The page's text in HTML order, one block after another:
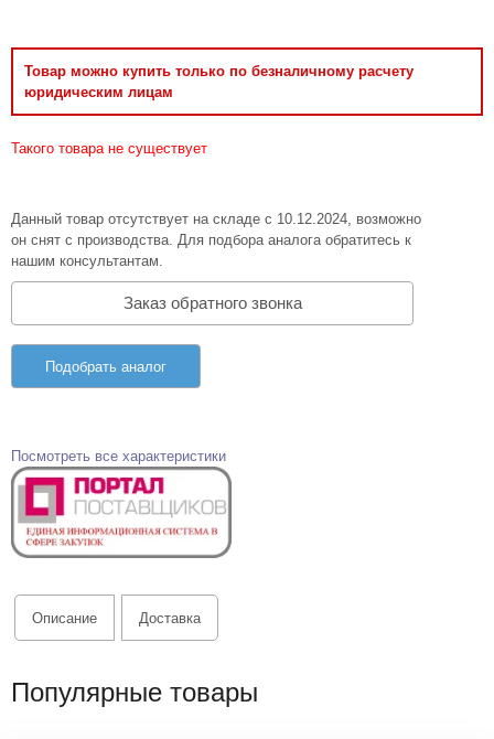
Товар можно купить только по безналичному расчету
юридическим лицам
Такого товара не существует
Данный товар отсутствует на складе с 10.12.2024, возможно
он снят с производства. Для подбора аналога обратитесь к
нашим консультантам.
Заказ обратного звонка
Подобрать аналог
Посмотреть все характеристики
Описание Доставка
Популярные товары